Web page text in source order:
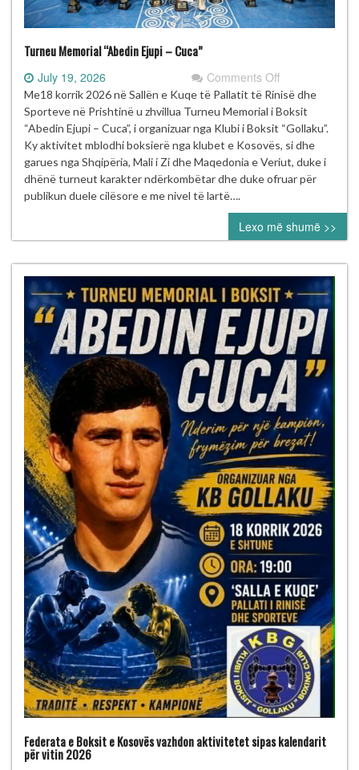
Turneu Memorial “Abedin Ejupi – Cuca”
July 19, 2026 Comments Offon
Turneu
Memorial
“Abedin
Ejupi
–
Cuca”
Me18 korrik 2026 në Sallën e Kuqe të Pallatit të Rinisë dhe
Sporteve në Prishtinë u zhvillua Turneu Memorial i Boksit
“Abedin Ejupi – Cuca”, i organizuar nga Klubi i Boksit “Gollaku”.
Ky aktivitet mblodhi boksierë nga klubet e Kosovës, si dhe
garues nga Shqipëria, Mali i Zi dhe Maqedonia e Veriut, duke i
dhënë turneut karakter ndërkombëtar dhe duke ofruar për
publikun duele cilësore e me nivel të lartë….
Lexo më shumë >>
Federata e Boksit e Kosovës vazhdon aktivitetet sipas kalendarit
për vitin 2026